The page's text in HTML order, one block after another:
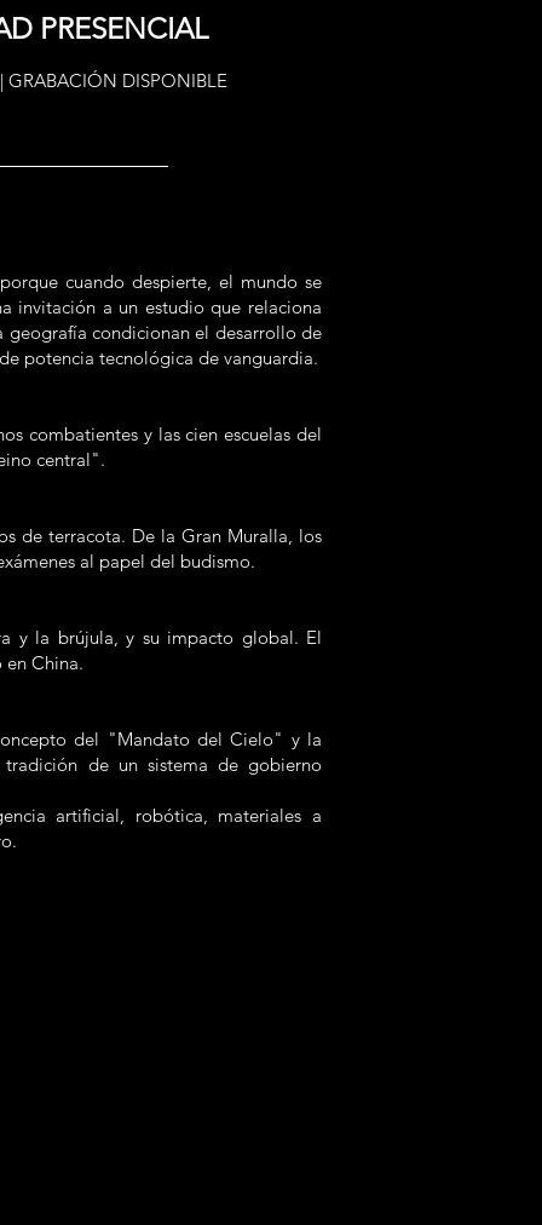
PRESENCIAL
GRABACIÓN DISPONIBLE
cuando despierte, el mundo se
invitación a un estudio que relaciona
condicionan el desarrollo de
potencia tecnológica de vanguardia.
combatientes y las cien escuelas del
central".
de terracota. De la Gran Muralla, los
al papel del budismo.
y la brújula, y su impacto global. El
China.
del "Mandato del Cielo" y la
de un sistema de gobierno
artificial, robótica, materiales a